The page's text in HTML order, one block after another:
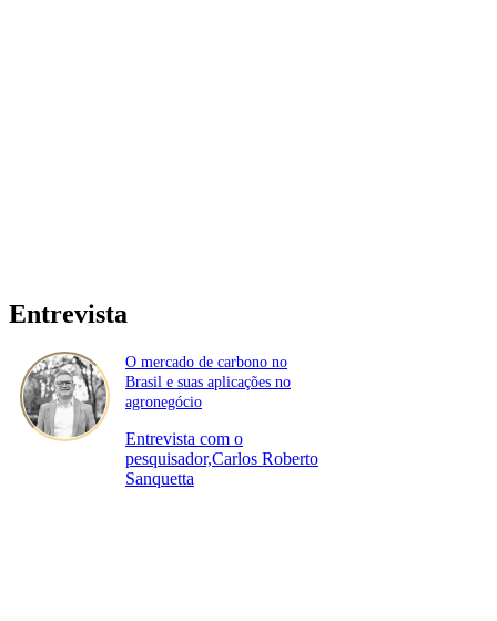
Entrevista
O mercado de carbono no
Brasil e suas aplicações no
agronegócio
Entrevista com o
pesquisador,Carlos Roberto
Sanquetta